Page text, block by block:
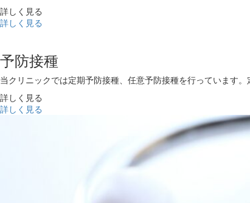
詳しく見る
詳しく見る
予防接種
当クリニックでは定期予防接種、任意予防接種を行っています
詳しく見る
詳しく見る